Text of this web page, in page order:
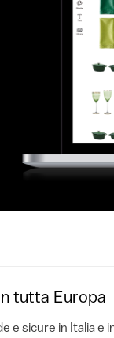
tutta Europa
e sicure in Italia e